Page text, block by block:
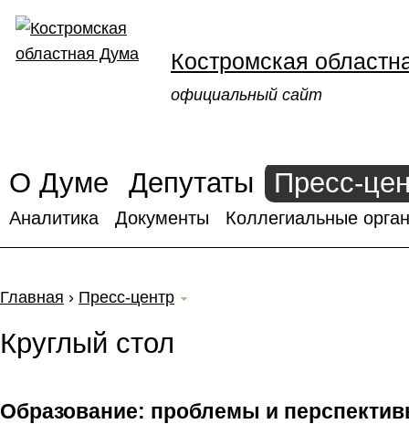
Костромская
официальный сайт
О Думе Депутаты Пресс-
Аналитика Документы Коллегиальные
Главная › Пресс-центр
Круглый стол
Образование: проблемы и